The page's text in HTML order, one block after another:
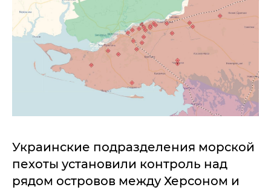
Украинские подразделения морской
пехоты установили контроль над
рядом островов между Херсоном и